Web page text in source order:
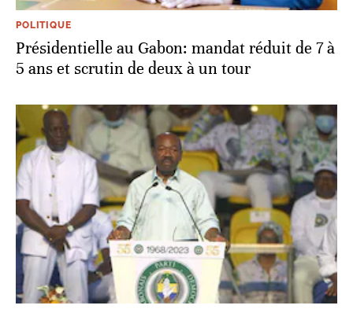
POLITIQUE
Présidentielle au Gabon: mandat réduit de 7 à
5 ans et scrutin de deux à un tour